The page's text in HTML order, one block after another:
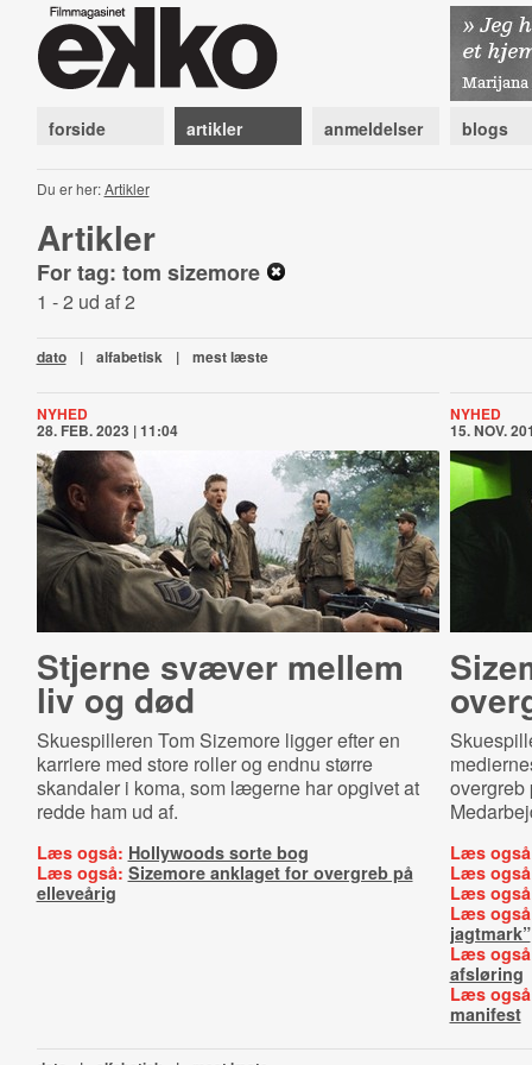
forside artikler anmeldelser blogs
Du er her:Artikler
Artikler
For tag: tom sizemore
1 - 2 ud af 2
dato | alfabetisk | mest læste
NYHED
28. FEB. 2023 | 11:04
Stjerne svæver mellem
liv og død
Skuespilleren Tom Sizemore ligger efter en
karriere med store roller og endnu større
skandaler i koma, som lægerne har opgivet at
redde ham ud af.
Læs også: Hollywoods sorte bog
Læs også: Sizemore anklaget for overgreb på
elleveårig
NYHED
15. NOV.
overgreb
Læs
Læs
Læs
Læs
jagtmark”
Læs
afsløring
Læs
manifest